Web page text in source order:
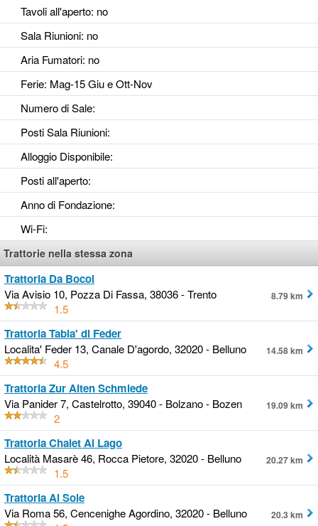
Tavoli all'aperto: no
Sala Riunioni: no
Aria Fumatori: no
Ferie: Mag-15 Giu e Ott-Nov
Numero di Sale:
Posti Sala Riunioni:
Alloggio Disponibile:
Posti all'aperto:
Anno di Fondazione:
Wi-Fi:
Trattorie nella stessa zona
Trattoria Da Bocol
Via Avisio 10, Pozza Di Fassa, 38036 - Trento
1.5
8.79 km
Trattoria Tabia' di Feder
Localita' Feder 13, Canale D'agordo, 32020 - Belluno
4.5
14.58 km
Trattoria Zur Alten Schmiede
Via Panider 7, Castelrotto, 39040 - Bolzano - Bozen
2
19.09 km
Trattoria Chalet Al Lago
Località Masarè 46, Rocca Pietore, 32020 - Belluno
1.5
20.27 km
Trattoria Al Sole
Via Roma 56, Cencenighe Agordino, 32020 - Belluno
20.3 km